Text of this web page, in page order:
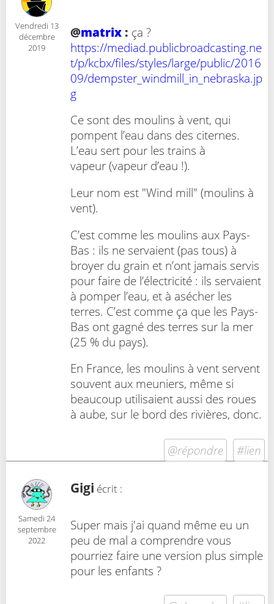
Vendredi 13
décembre
2019
@matrix : ça ?
https://mediad.publicbroadcasting.ne
t/p/kcbx/files/styles/large/public/2016
09/dempster_windmill_in_nebraska.jp
g
Ce sont des moulins à vent, qui
pompent l’eau dans des citernes.
L’eau sert pour les trains à
vapeur (vapeur d’eau !).
Leur nom est "Wind mill" (moulins à
vent).
C’est comme les moulins aux Pays-
Bas : ils ne servaient (pas tous) à
broyer du grain et n’ont jamais servis
pour faire de l’électricité : ils servaient
à pomper l’eau, et à asécher les
terres. C’est comme ça que les Pays-
Bas ont gagné des terres sur la mer
(25 % du pays).
En France, les moulins à vent servent
souvent aux meuniers, même si
beaucoup utilisaient aussi des roues
à aube, sur le bord des rivières, donc.
@répondre #lien
Samedi 24
septembre
2022
Gigi écrit :
Super mais j'ai quand même eu un
peu de mal a comprendre vous
pourriez faire une version plus simple
pour les enfants ?